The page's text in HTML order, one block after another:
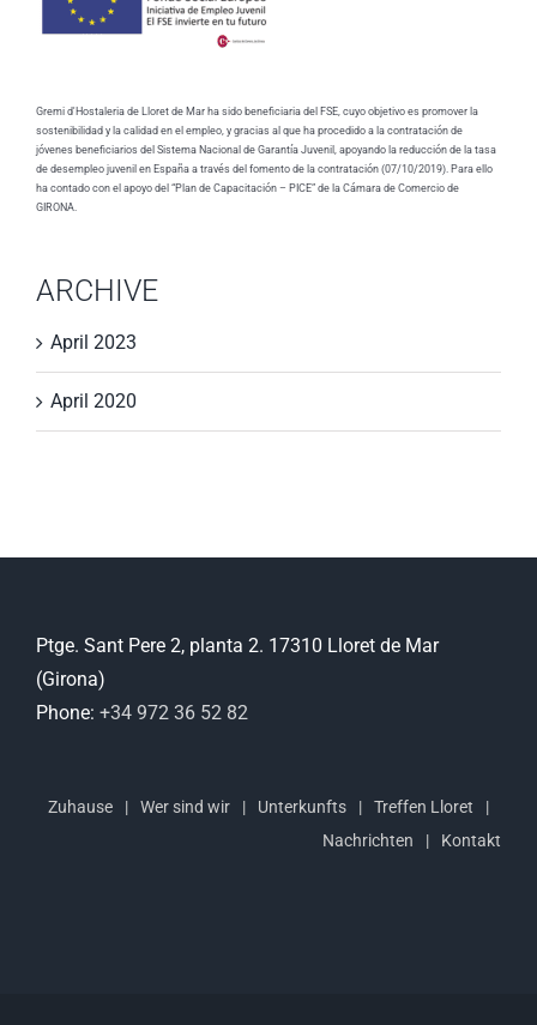
Gremi d'Hostaleria de Lloret de Mar ha sido beneficiaria del FSE, cuyo objetivo es promover la
sostenibilidad y la calidad en el empleo, y gracias al que ha procedido a la contratación de
jóvenes beneficiarios del Sistema Nacional de Garantía Juvenil, apoyando la reducción de la tasa
de desempleo juvenil en España a través del fomento de la contratación (07/10/2019). Para ello
ha contado con el apoyo del “Plan de Capacitación – PICE” de la Cámara de Comercio de
GIRONA.
ARCHIVE
April 2023
April 2020
Ptge. Sant Pere 2, planta 2. 17310 Lloret de Mar
(Girona)
Phone: +34 972 36 52 82
Zuhause Wer sind wir Unterkunfts
Treffen Lloret
Nachrichten
Kontakt